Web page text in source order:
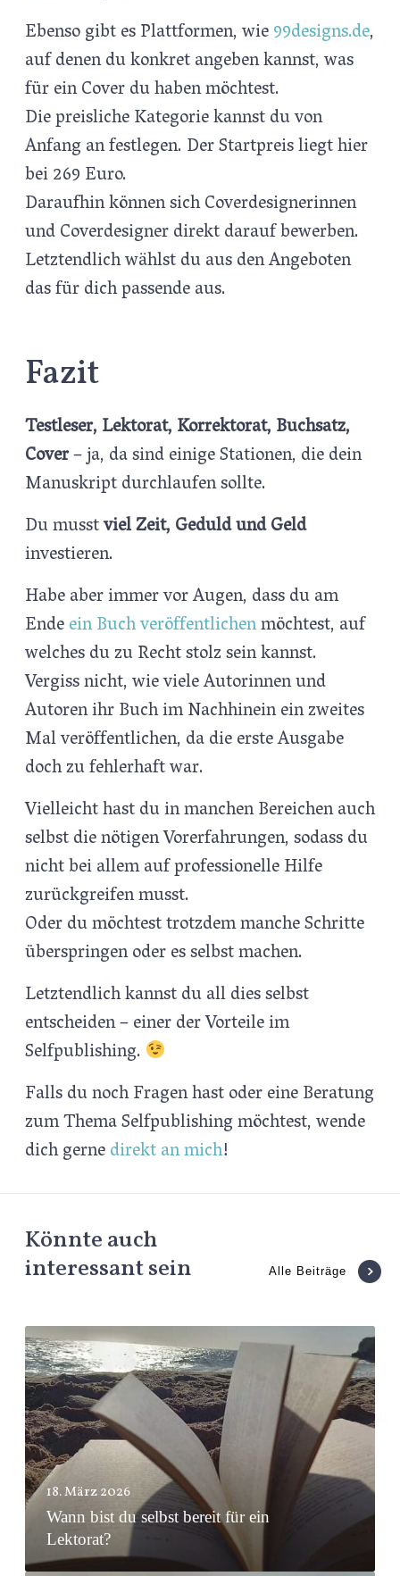
Ebenso gibt es Plattformen, wie99designs.de,
auf denen du konkret angeben kannst, was
für ein Cover du haben möchtest.
Die preisliche Kategorie kannst du von
Anfang an festlegen. Der Startpreis liegt hier
bei 269 Euro.
Daraufhin können sich Coverdesignerinnen
und Coverdesigner direkt darauf bewerben.
Letztendlich wählst du aus den Angeboten
das für dich passende aus.
Fazit
Testleser, Lektorat, Korrektorat, Buchsatz,
Cover– ja, da sind einige Stationen, die dein
Manuskript durchlaufen sollte.
Du musstviel Zeit, Geduld und Geld
investieren.
Habe aber immer vor Augen, dass du am
Endeein Buch veröffentlichenmöchtest, auf
welches du zu Recht stolz sein kannst.
Vergiss nicht, wie viele Autorinnen und
Autoren ihr Buch im Nachhinein ein zweites
Mal veröffentlichen, da die erste Ausgabe
doch zu fehlerhaft war.
Vielleicht hast du in manchen Bereichen auch
selbst die nötigen Vorerfahrungen, sodass du
nicht bei allem auf professionelle Hilfe
zurückgreifen musst.
Oder du möchtest trotzdem manche Schritte
überspringen oder es selbst machen.
Letztendlich kannst du all dies selbst
entscheiden – einer der Vorteile im
Selfpublishing.
Falls du noch Fragen hast oder eine Beratung
zum Thema Selfpublishing möchtest, wende
dich gernedirekt an mich!
Könnte auch
interessant sein
Alle Beiträge
W
a
n
n
b
i
s
u
18. März 2026
Wann bist du selbst bereit für ein
Lektorat?